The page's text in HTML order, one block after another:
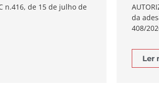
n.416, de 15 de julho de
da
408/
Ler